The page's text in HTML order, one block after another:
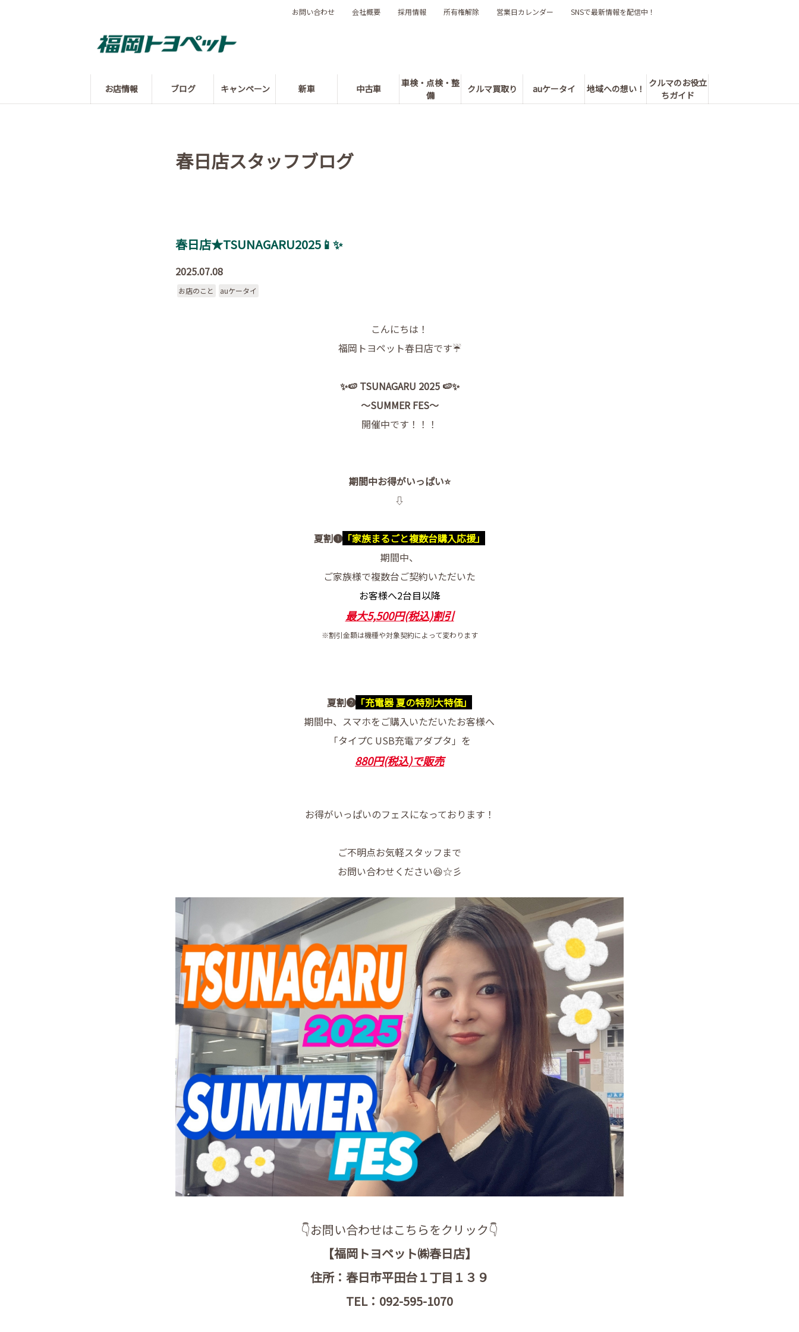
お店情報 ブログ キャンペーン 新車 中古車
車検・点検・整
備
クルマ買取り auケータイ 地域への想い！
クルマのお役立
ちガイド
お問い合わせ 会社概要 採用情報 所有権解除 営業日カレンダー SNSで最新情報を配信中！
春日店スタッフブログ
春日店★TSUNAGARU2025📱✨
2025.07.08
お店のこと auケータイ
こんにちは！
福岡トヨペット春日店です☔
✨🍉 TSUNAGARU 2025 🍉✨
～SUMMER FES～
開催中です！！！
期間中お得がいっぱい⭐
⇩
夏割❶ 「家族まるごと複数台購入応援」
期間中、
ご家族様で複数台ご契約いただいた
お客様へ2台目以降
最大5,500円(税込)割引
※割引金額は機種や対象契約によって変わります
夏割❷ 「充電器 夏の特別大特価」
期間中、スマホをご購入いただいたお客様へ
「タイプC USB充電アダプタ」を
880円(税込)で販売
お得がいっぱいのフェスになっております！
ご不明点お気軽スタッフまで
お問い合わせください😆☆彡
👇お問い合わせはこちらをクリック👇
【福岡トヨペット㈱春日店】
住所：春日市平田台１丁目１３９
TEL：092-595-1070